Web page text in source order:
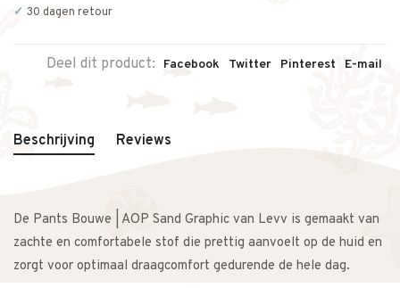
30 dagen retour
Deel dit product: Facebook Twitter Pinterest E-mail
Beschrijving Reviews
De Pants Bouwe | AOP Sand Graphic van Levv is gemaakt van
zachte en comfortabele stof die prettig aanvoelt op de huid en
zorgt voor optimaal draagcomfort gedurende de hele dag.